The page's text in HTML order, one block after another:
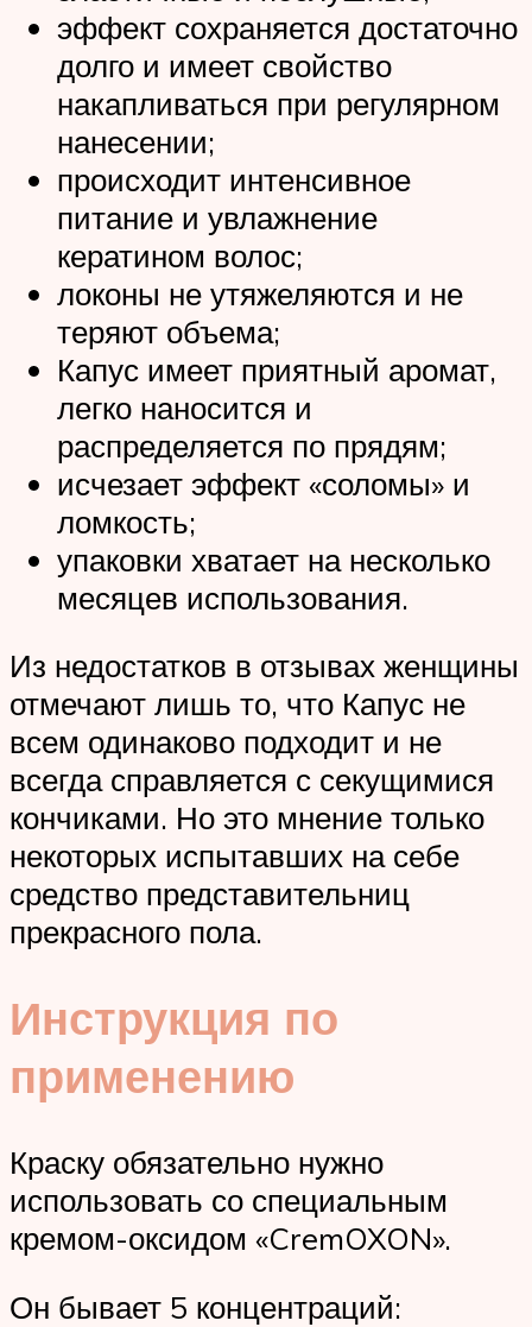
эффект сохраняется достаточно
долго и имеет свойство
накапливаться при регулярном
нанесении;
происходит интенсивное
питание и увлажнение
кератином волос;
локоны не утяжеляются и не
теряют объема;
Капус имеет приятный аромат,
легко наносится и
распределяется по прядям;
исчезает эффект «соломы» и
ломкость;
упаковки хватает на несколько
месяцев использования.
Из недостатков в отзывах женщины
отмечают лишь то, что Капус не
всем одинаково подходит и не
всегда справляется с секущимися
кончиками. Но это мнение только
некоторых испытавших на себе
средство представительниц
прекрасного пола.
Инструкция по
применению
Краску обязательно нужно
использовать со специальным
кремом-оксидом «CremOXON».
Он бывает 5 концентраций: